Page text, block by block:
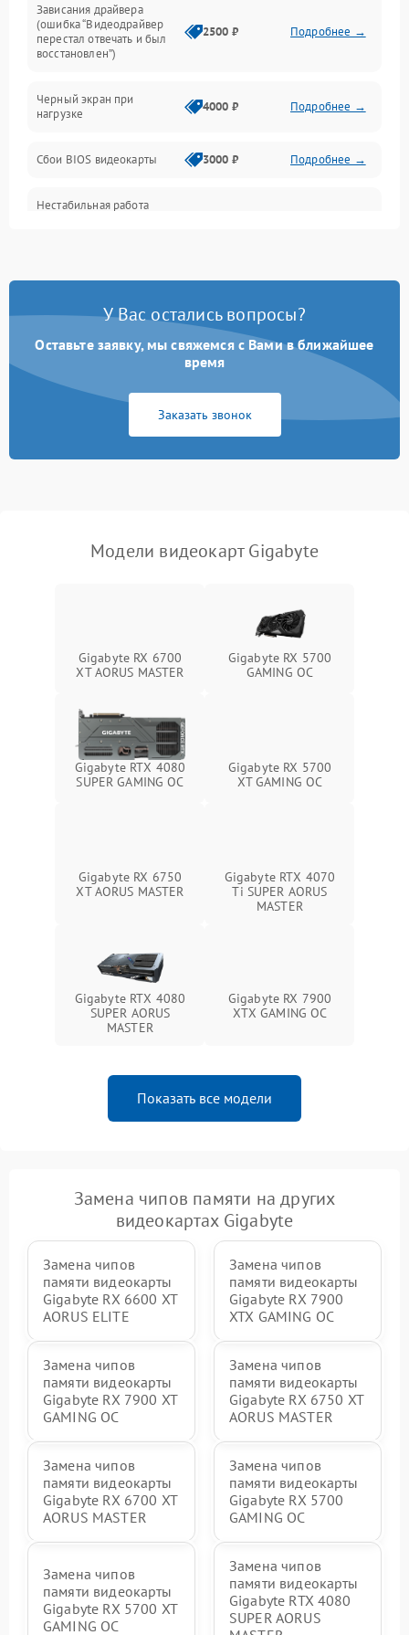
Интерфейсные и коммуникационные проблемы
Электропитание
ПО
Электронные компоненты
Общие поломки
Система охлаждения
Экран (дисплей)
Программные сбои
Зависания драйвера
(ошибка “Видеодрайвер
перестал отвечать и был
восстановлен”)
2500 ₽ Подробнее →
Черный экран при
нагрузке
4000 ₽ Подробнее →
Сбои BIOS видеокарты 3000 ₽ Подробнее →
Нестабильная работа
У Вас остались вопросы?
Оставьте заявку, мы свяжемся с Вами в ближайшее
время
Заказать звонок
Модели видеокарт Gigabyte
Gigabyte RX 6700
XT AORUS MASTER
Gigabyte RX 5700
GAMING OC
Gigabyte RTX 4080
SUPER GAMING OC
Gigabyte RX 5700
XT GAMING OC
Gigabyte RX 6750
XT AORUS MASTER
Gigabyte RTX 4070
Ti SUPER AORUS
MASTER
Gigabyte RTX 4080
SUPER AORUS
MASTER
Gigabyte RX 7900
XTX GAMING OC
Показать все модели
Замена чипов памяти на других
видеокартах Gigabyte
Замена чипов
памяти видеокарты
Gigabyte RX 6600 XT
AORUS ELITE
Замена чипов
памяти видеокарты
Gigabyte RX 7900
XTX GAMING OC
Замена чипов
памяти видеокарты
Gigabyte RX 7900 XT
GAMING OC
Замена чипов
памяти видеокарты
Gigabyte RX 6750 XT
AORUS MASTER
Замена чипов
памяти видеокарты
Gigabyte RX 6700 XT
AORUS MASTER
Замена чипов
памяти видеокарты
Gigabyte RX 5700
GAMING OC
Замена чипов
памяти видеокарты
Gigabyte RX 5700 XT
GAMING OC
Замена чипов
памяти видеокарты
Gigabyte RTX 4080
SUPER AORUS